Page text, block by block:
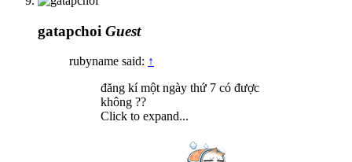
gatapchoi Guest
rubyname said: ↑
đăng kí một ngày thứ 7 có được
không ??
Click to expand...